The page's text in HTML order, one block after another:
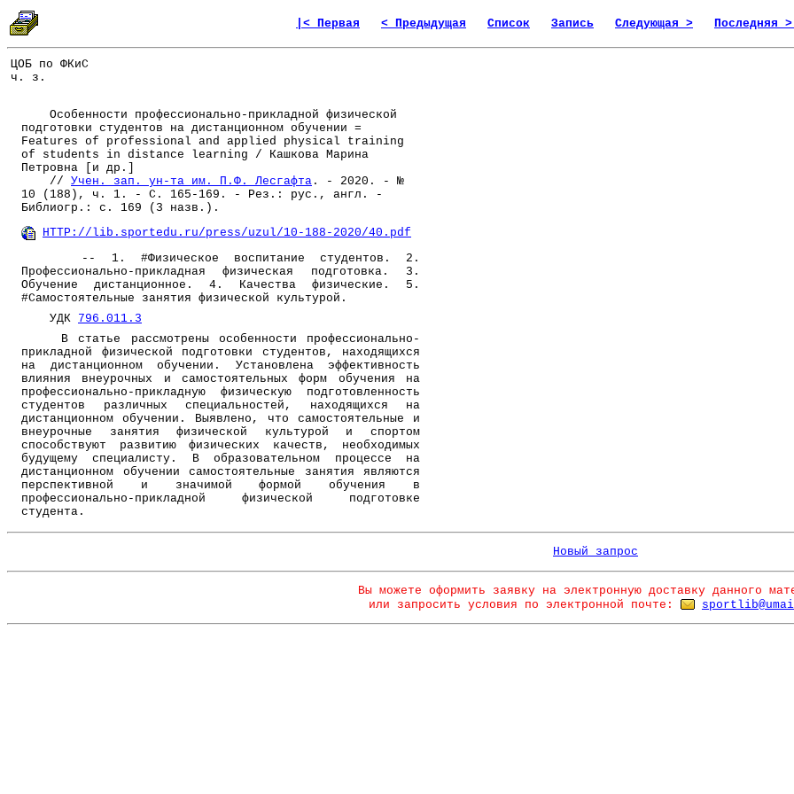
|< Первая < Предыдущая Список Запись Следующая > Последняя >|
ЦОБ по ФКиС
ч. з.
Особенности профессионально-прикладной физической
подготовки студентов на дистанционном обучении =
Features of professional and applied physical training
of students in distance learning / Кашкова Марина
Петровна [и др.]
// Учен. зап. ун-та им. П.Ф. Лесгафта . - 2020. - №
10 (188), ч. 1. - С. 165-169. - Рез.: рус., англ. -
Библиогр.: с. 169 (3 назв.).
HTTP://lib.sportedu.ru/press/uzul/10-188-2020/40.pdf
-- 1. #Физическое воспитание студентов. 2.
Профессионально-прикладная физическая подготовка. 3.
Обучение дистанционное. 4. Качества физические. 5.
#Самостоятельные занятия физической культурой.
УДК 796.011.3
В статье рассмотрены особенности профессионально-
прикладной физической подготовки студентов, находящихся
на дистанционном обучении. Установлена эффективность
влияния внеурочных и самостоятельных форм обучения на
профессионально-прикладную физическую подготовленность
студентов различных специальностей, находящихся на
дистанционном обучении. Выявлено, что самостоятельные и
внеурочные занятия физической культурой и спортом
способствуют развитию физических качеств, необходимых
будущему специалисту. В образовательном процессе на
дистанционном обучении самостоятельные занятия являются
перспективной и значимой формой обучения в
профессионально-прикладной физической подготовке
студента.
Новый запрос
Вы можете оформить заявку на электронную доставку данного
или запросить условия по электронной почте: